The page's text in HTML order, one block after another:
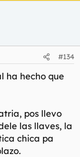
#134
ha hecho que
pos llevo
las llaves, la
chica pa